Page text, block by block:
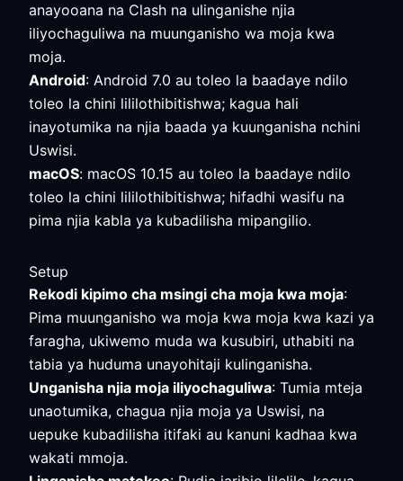
anayooana na Clash na ulinganishe njia
iliyochaguliwa na muunganisho wa moja kwa
moja.
Android: Android 7.0 au toleo la baadaye ndilo
toleo la chini lililothibitishwa; kagua hali
inayotumika na njia baada ya kuunganisha nchini
Uswisi.
macOS: macOS 10.15 au toleo la baadaye ndilo
toleo la chini lililothibitishwa; hifadhi wasifu na
pima njia kabla ya kubadilisha mipangilio.
Setup
Rekodi kipimo cha msingi cha moja kwa moja:
Pima muunganisho wa moja kwa moja kwa kazi ya
faragha, ukiwemo muda wa kusubiri, uthabiti na
tabia ya huduma unayohitaji kulinganisha.
Unganisha njia moja iliyochaguliwa: Tumia mteja
unaotumika, chagua njia moja ya Uswisi, na
uepuke kubadilisha itifaki au kanuni kadhaa kwa
wakati mmoja.